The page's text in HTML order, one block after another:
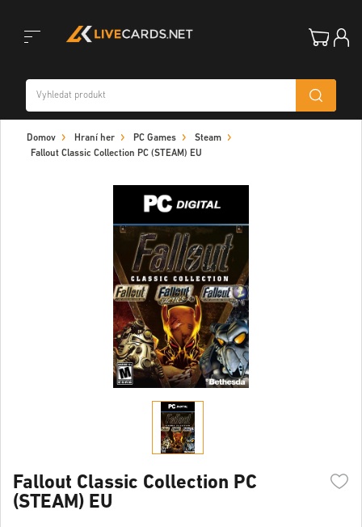
navigation
Domov Hraní her PC Games
Steam
Fallout Classic Collection PC (STEAM) EU
Fallout Classic Collection PC
(STEAM) EU